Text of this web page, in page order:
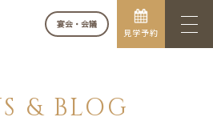
宴会・会議
見学予約
& BLOG